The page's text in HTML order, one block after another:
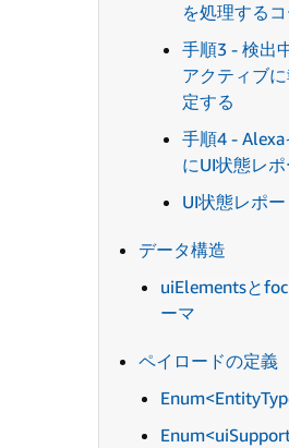
を処理する
手順3 - 検出
アクティブ
定する
手順4 -
にUI状態レ
UI状態レポ
データ構造
uiElementsと
ーマ
ペイロードの定義